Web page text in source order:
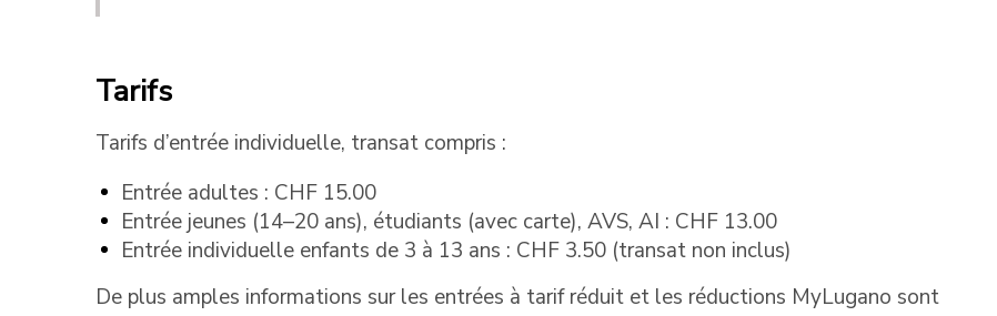
Tarifs
Tarifs d’entrée individuelle, transat compris :
Entrée adultes : CHF 15.00
Entrée jeunes (14–20 ans), étudiants (avec carte), AVS, AI : CHF 13.00
Entrée individuelle enfants de 3 à 13 ans : CHF 3.50 (transat non inclus)
De plus amples informations sur les entrées à tarif réduit et les réductions MyLugano sont